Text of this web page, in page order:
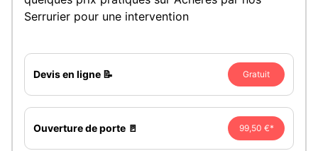
Serrurier pour une intervention
Devis en ligne 📝 Gratuit
Ouverture de porte 🚪 99,50 €*